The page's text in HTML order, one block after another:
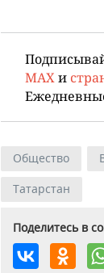
MAXи
Общество
Татарстан
Поделитесь в